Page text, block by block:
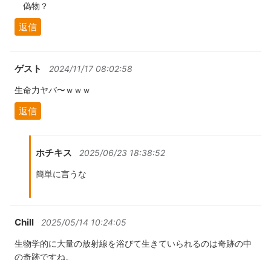
偽物？
返信
ゲスト 2024/11/17 08:02:58
生命力ヤバ〜ｗｗｗ
返信
ホチキス 2025/06/23 18:38:52
簡単に言うな
Chill 2025/05/14 10:24:05
生物学的に大量の放射線を浴びて生きていられるのは奇跡の中
の奇跡ですね。